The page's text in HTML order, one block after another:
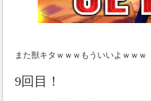
また獣キタｗｗｗもういいよｗｗｗ
9回目！